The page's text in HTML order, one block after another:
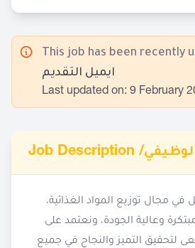
This job has been recently
ايميل التقديم
Last updated on: 9 February
Job Description /
مجال توزيع المواد الغذائية،
وعالية الجودة، ونعتمد على
لتحقيق التميز والنجاح في جميع